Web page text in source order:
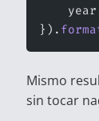
}).
Mismo
sin tocar